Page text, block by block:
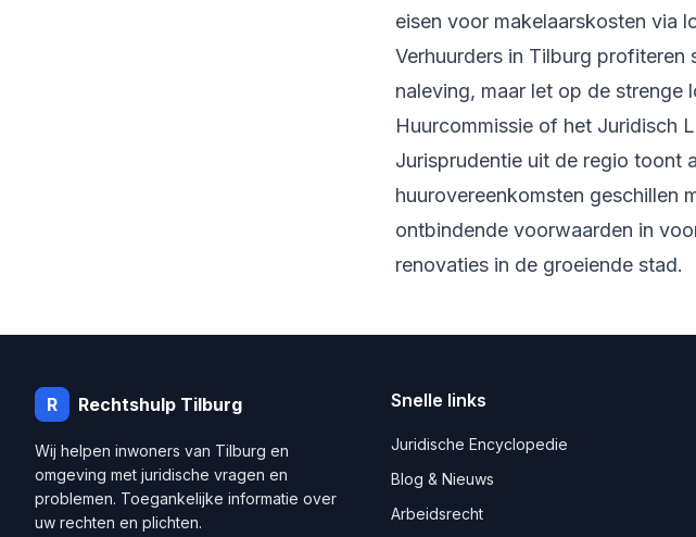
eisen voor makelaarskosten via
Verhuurders in Tilburg
naleving, maar let op de strenge
Huurcommissie of het Juridisch
Jurisprudentie uit de regio toont
huurovereenkomsten geschillen
ontbindende voorwaarden in
renovaties in de groeiende stad.
R Rechtshulp Tilburg
Wij helpen inwoners van Tilburg en
omgeving met juridische vragen en
problemen. Toegankelijke informatie over
uw rechten en plichten.
Snelle links
Juridische Encyclopedie
Blog & Nieuws
Arbeidsrecht